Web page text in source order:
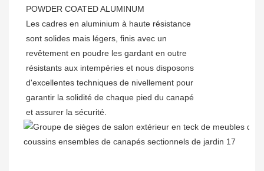
POWDER COATED ALUMINUM
Les cadres en aluminium à haute résistance
sont solides mais légers, finis avec un
revêtement en poudre les gardant en outre
résistants aux intempéries et nous disposons
d'excellentes techniques de nivellement pour
garantir la solidité de chaque pied du canapé
et assurer la sécurité.